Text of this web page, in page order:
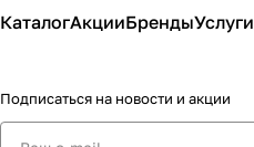
КаталогАкцииБрендыУслуги
Подписаться на новости и акции